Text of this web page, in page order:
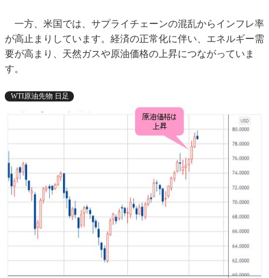
一方、米国では、サプライチェーンの混乱からインフレ率
が高止まりしています。経済の正常化に伴い、エネルギー需
要が高まり、天然ガスや原油価格の上昇につながっていま
す。
WTI原油先物 日足